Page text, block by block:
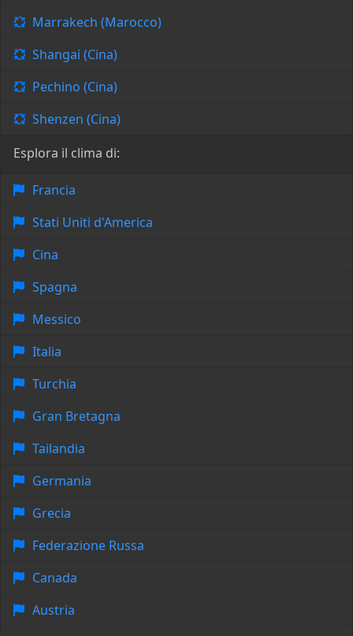
Marrakech (Marocco)
Shangai (Cina)
Pechino (Cina)
Shenzen (Cina)
Esplora il clima di:
Francia
Stati Uniti d'America
Cina
Spagna
Messico
Italia
Turchia
Gran Bretagna
Tailandia
Germania
Grecia
Federazione Russa
Canada
Austria